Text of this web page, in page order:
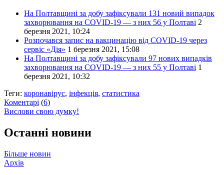
На Полтавщині за добу зафіксували 131 новий випадок
захворювання на COVID-19 — з них 56 у Полтаві 2
березня 2021, 10:24
Розпочався запис на вакцинацію від COVID-19 через
сервіс «Дія» 1 березня 2021, 15:08
На Полтавщині за добу зафіксували 97 нових випадків
захворювання на COVID-19 — з них 55 у Полтаві 1
березня 2021, 10:32
Теги: коронавірус, інфекція, статистика
Коментарі (6)
Вислови свою думку!
Останні новини
Більше новин
Архів